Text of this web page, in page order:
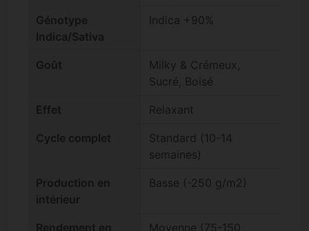
Génotype
Indica/Sativa
Indica +90%
Goût
Milky & Crémeux,
Sucré, Boisé
Effet Relaxant
Cycle complet
Standard (10-14
semaines)
Production en
intérieur
Basse (-250 g/m2)
Rendement en
Moyenne (75-150